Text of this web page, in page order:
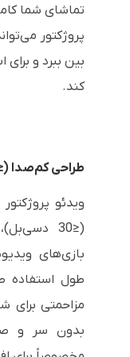
تماشای شما
پروژکتور
بین ببرد و
کند.
طراحی کم‌صدا (≤30
(≤30
بازی‌های
طول استفاده
مزاحمتی برای
بدون سر و